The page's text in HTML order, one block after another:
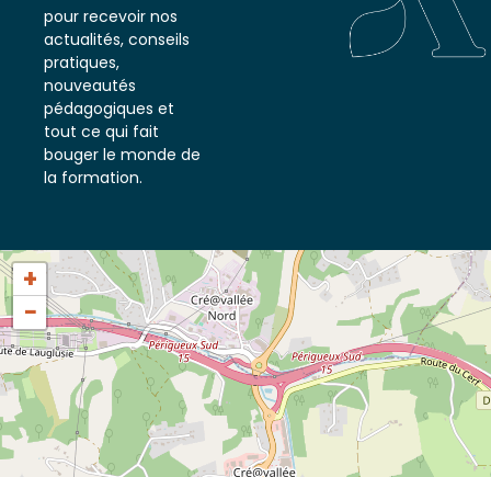
notre newsletter
pour recevoir nos
actualités, conseils
pratiques,
nouveautés
pédagogiques et
tout ce qui fait
bouger le monde de
+
−